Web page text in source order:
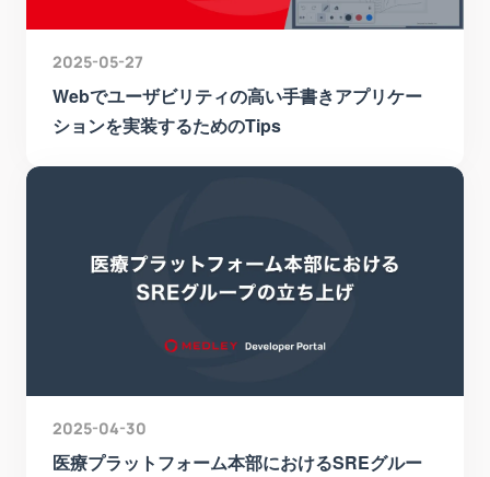
2025-05-27
Webでユーザビリティの高い手書きアプリケー
ションを実装するためのTips
2025-04-30
医療プラットフォーム本部におけるSREグルー